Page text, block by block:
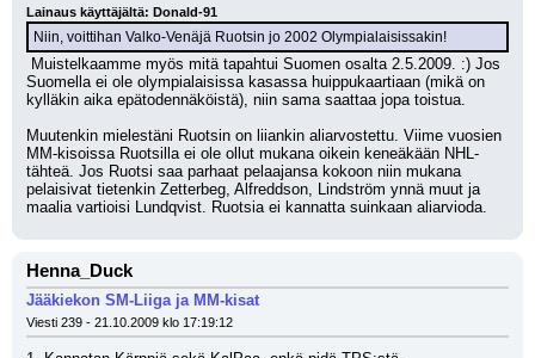
Lainaus käyttäjältä: Donald-91
Niin, voittihan Valko-Venäjä Ruotsin jo 2002 Olympialaisissakin!
Suomella ei ole olympialaisissa kasassa huippukaartiaan (mikä on
kylläkin aika epätodennäköistä), niin sama saattaa jopa toistua.
Muutenkin mielestäni Ruotsin on liiankin aliarvostettu. Viime vuosien
MM-kisoissa Ruotsilla ei ole ollut mukana oikein keneäkään NHL-
tähteä. Jos Ruotsi saa parhaat pelaajansa kokoon niin mukana
pelaisivat tietenkin Zetterbeg, Alfreddson, Lindström ynnä muut ja
maalia vartioisi Lundqvist. Ruotsia ei kannatta suinkaan aliarvioda.
Henna_Duck
Jääkiekon SM-Liiga ja MM-kisat
Viesti 239 - 21.10.2009 klo 17:19:12